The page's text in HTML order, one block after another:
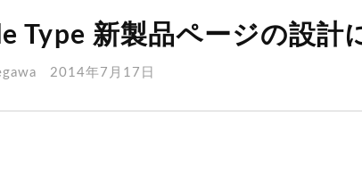
Type 新製品ページの設計
2014年7月17日